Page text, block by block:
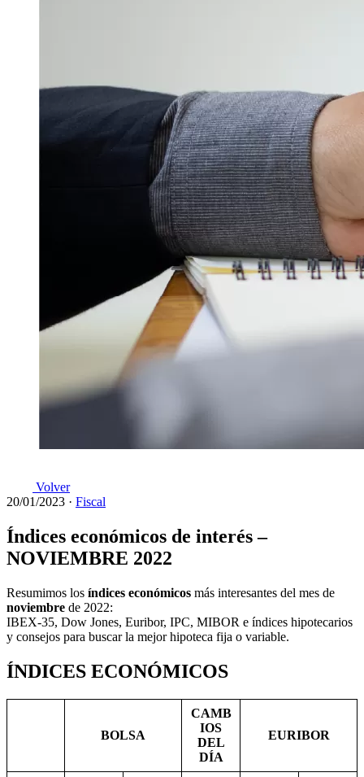
Volver
20/01/2023 · Fiscal
Índices económicos de interés –
NOVIEMBRE 2022
Resumimos los índices económicos más interesantes del mes de
noviembre de 2022:
IBEX-35, Dow Jones, Euribor, IPC, MIBOR e índices hipotecarios
y consejos para buscar la mejor hipoteca fija o variable.
ÍNDICES ECONÓMICOS
BOLSA
CAMB
IOS
DEL
DÍA
EURIBOR